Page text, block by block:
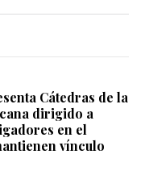
Cátedras de la
dirigido a
en el
vínculo